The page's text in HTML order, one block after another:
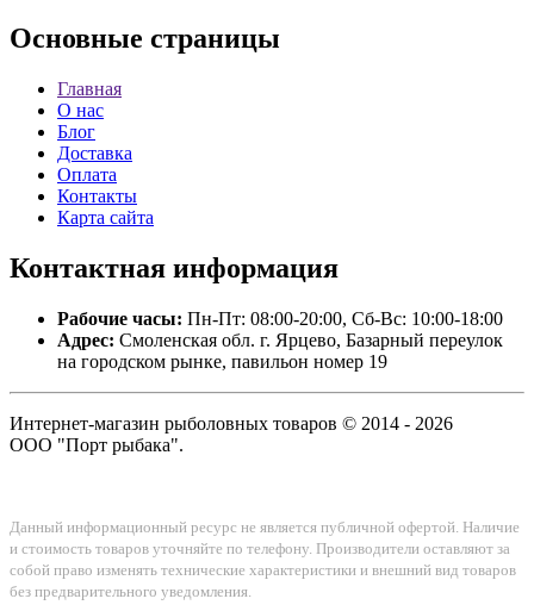
Основные страницы
Главная
О нас
Блог
Доставка
Оплата
Контакты
Карта сайта
Контактная информация
Рабочие часы: Пн-Пт: 08:00-20:00, Сб-Вс: 10:00-18:00
Адрес: Смоленская обл. г. Ярцево, Базарный переулок
на городском рынке, павильон номер 19
Интернет-магазин рыболовных товаров © 2014 - 2026
ООО "Порт рыбака".
Данный информационный ресурс не является публичной офертой. Наличие
и стоимость товаров уточняйте по телефону. Производители оставляют за
собой право изменять технические характеристики и внешний вид товаров
без предварительного уведомления.